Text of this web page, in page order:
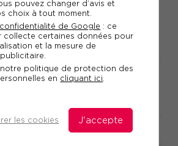
pouvez changer d’avis et
choix à tout moment.
de Google : ce
collecte certaines données pour
et la mesure de
politique de protection des
en cliquant ici.
les cookies J'accepte
Réf. 10769
à distance